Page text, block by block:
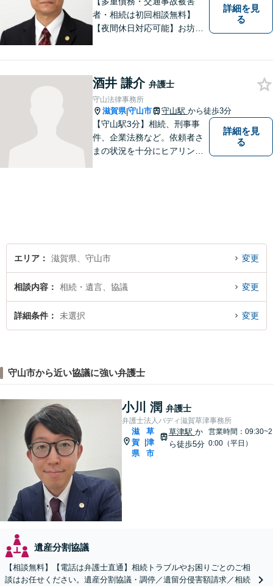
者・相続は初回相談無料】
【夜間休日対応可能】お坊さ
の目線で敷居が低い弁護士と
して、親身にあなたの立場に
立って、ご相談に対応いたし
ます。
詳細を見
る
酒井 謙介 弁護士
守山法律事務所
滋賀県|守山市 守山駅 から徒歩3分
【守山駅3分】相続、刑事事
件、企業法務など。依頼者さ
まの状況を十分にヒアリング
詳細を見
る
エリア 滋賀県、守山市 変更
相談内容 相続・遺言、協議 変更
詳細条件 未選択 変更
守山市から近い協議に強い弁護士
小川 潤 弁護士
弁護士法人バディ滋賀草津事務所
滋
賀
県
草
津
市
草津駅 か
ら徒歩5分
営業時間：09:30~2
0:00（平日）
遺産分割協議
【相談無料】【電話は弁護士直通】相続トラブルやお困りごとのご相
談はお任せください。遺産分割協議・調停／遺留分侵害額請求／相続